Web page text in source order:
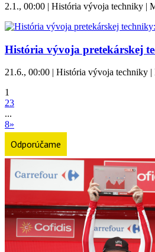
2.1., 00:00 | História vývoja techniky |
História vývoja pretekárskej
21.6., 00:00 | História vývoja techniky
1
23
...
8»
Odporúčame